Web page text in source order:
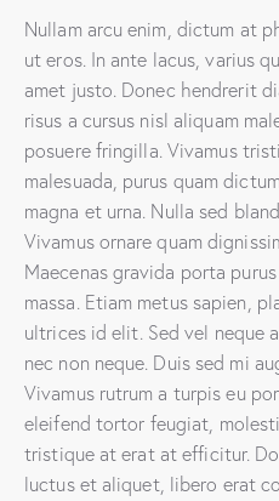
Nullam arcu enim, dictum at
ut eros. In ante lacus, varius
amet justo. Donec hendrerit
risus a cursus nisl aliquam
posuere fringilla. Vivamus
malesuada, purus quam
magna et urna. Nulla sed
Vivamus ornare quam
Maecenas gravida porta
massa. Etiam metus sapien,
ultrices id elit. Sed vel neque
nec non neque. Duis sed mi
Vivamus rutrum a turpis eu
eleifend tortor feugiat,
tristique at erat at efficitur.
luctus et aliquet, libero erat